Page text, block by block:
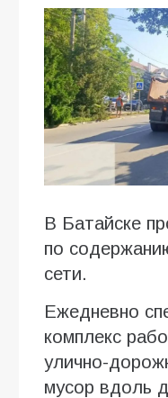
В Батайске
по
сети.
Ежедневно
комплекс
улично-
мусор вдоль